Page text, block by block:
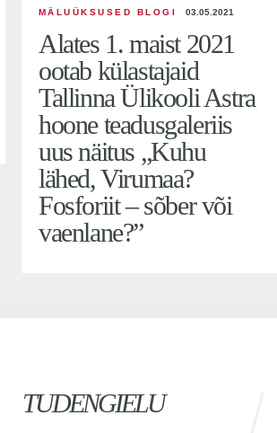
MÄLUÜKSUSED BLOGI 03.05.2021
Alates 1. maist 2021
ootab külastajaid
Tallinna Ülikooli Astra
hoone teadusgaleriis
uus näitus „Kuhu
lähed, Virumaa?
Fosforiit – sõber või
vaenlane?”
TUDENGIELU